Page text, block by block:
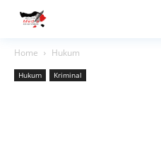
Home Hukum
Hukum Kriminal